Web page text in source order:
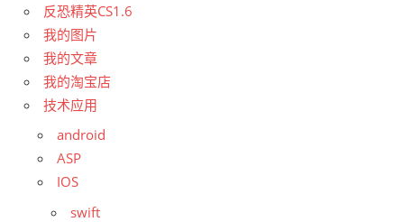
反恐精英CS1.6
我的图片
我的文章
我的淘宝店
技术应用
android
ASP
IOS
swift